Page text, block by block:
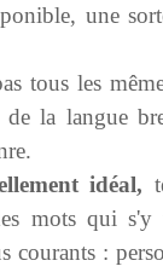
une
tous les
la langue
idéal,
mots qui
courants :